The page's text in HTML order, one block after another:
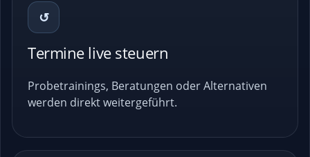
↺
Termine live steuern
Probetrainings, Beratungen oder Alternativen
werden direkt weitergeführt.